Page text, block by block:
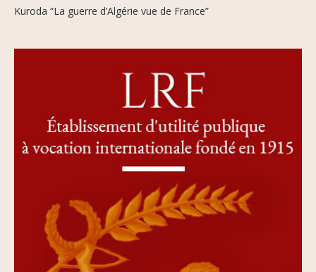
Kuroda “La guerre d’Algérie vue de France”